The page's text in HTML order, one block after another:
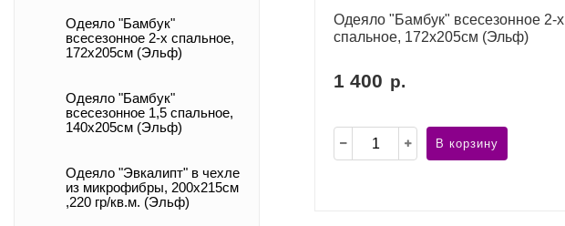
Одеяло "Бамбук"
всесезонное 2-х спальное,
172х205см (Эльф)
Одеяло "Бамбук"
всесезонное 1,5 спальное,
140х205см (Эльф)
Одеяло "Эвкалипт" в чехле
из микрофибры, 200х215см
,220 гр/кв.м. (Эльф)
Одеяло "Бамбук" всесезонное 2-х
спальное, 172х205см (Эльф)
1 400 р.
В корзину